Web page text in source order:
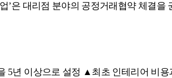
’은 대리점 분야의 공정거래협약 체결을
5년 이상으로 설정 ▲최초 인테리어 비용